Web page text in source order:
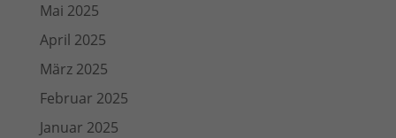
Mai 2025
April 2025
März 2025
Februar 2025
Januar 2025